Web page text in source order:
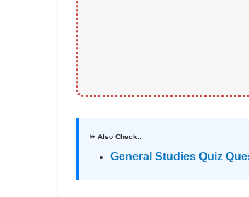
⏩ Also Check::
General Studies Quiz